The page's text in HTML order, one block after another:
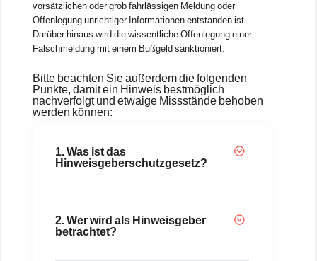
vorsätzlichen oder grob fahrlässigen Meldung oder
Offenlegung unrichtiger Informationen entstanden ist.
Darüber hinaus wird die wissentliche Offenlegung einer
Falschmeldung mit einem Bußgeld sanktioniert.
Bitte beachten Sie außerdem die folgenden
Punkte, damit ein Hinweis bestmöglich
nachverfolgt und etwaige Missstände behoben
werden können:
1. Was ist das
Hinweisgeberschutzgesetz?
2. Wer wird als Hinweisgeber
betrachtet?